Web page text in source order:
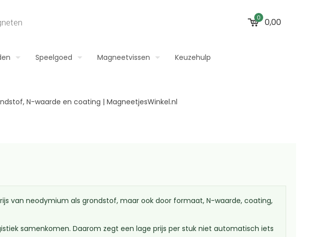
0 0,00
Speelgoed Magneetvissen Keuzehulp
van neodymium als grondstof, maar ook door formaat, N-waarde, coating,
samenkomen. Daarom zegt een lage prijs per stuk niet automatisch iets